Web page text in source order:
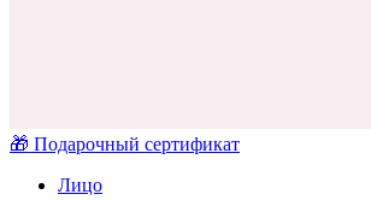
🎁 Подарочный сертификат
Лицо